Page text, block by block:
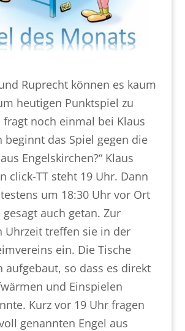
Ruprecht können es kaum
heutigen Punktspiel zu
noch einmal bei Klaus
beginnt das Spiel gegen die
Engelskirchen?“ Klaus
click-TT steht 19 Uhr. Dann
um 18:30 Uhr vor Ort
gesagt auch getan. Zur
Uhrzeit treffen sie in der
ein. Die Tische
aufgebaut, so dass es direkt
und Einspielen
Kurz vor 19 Uhr fragen
genannten Engel aus